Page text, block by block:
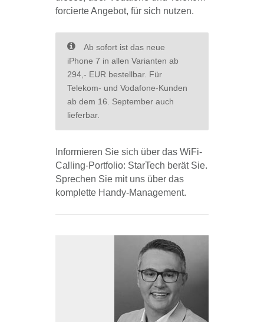
forcierte Angebot, für sich nutzen.
Ab sofort ist das neue
iPhone 7 in allen Varianten ab
294,- EUR bestellbar. Für
Telekom- und Vodafone-Kunden
ab dem 16. September auch
lieferbar.
Informieren Sie sich über das WiFi-
Calling-Portfolio: StarTech berät Sie.
Sprechen Sie mit uns über das
komplette Handy-Management.